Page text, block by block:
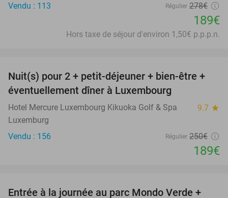
Vendu : 113
Régulier 278€
189€
Hors taxe de séjour d'environ 1,50€ p.p.p.n.
24%
Nuit(s) pour 2 + petit-déjeuner + bien-être +
éventuellement dîner à Luxembourg
Hotel Mercure Luxembourg Kikuoka Golf & Spa 9.7 star
Luxemburg
Vendu : 156
Régulier 250€
189€
Entrée à la journée au parc Mondo Verde +